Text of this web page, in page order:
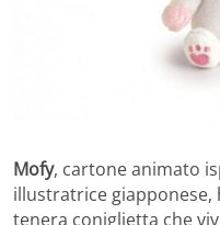
Mofy, cartone animato
illustratrice
tenera coniglietta che